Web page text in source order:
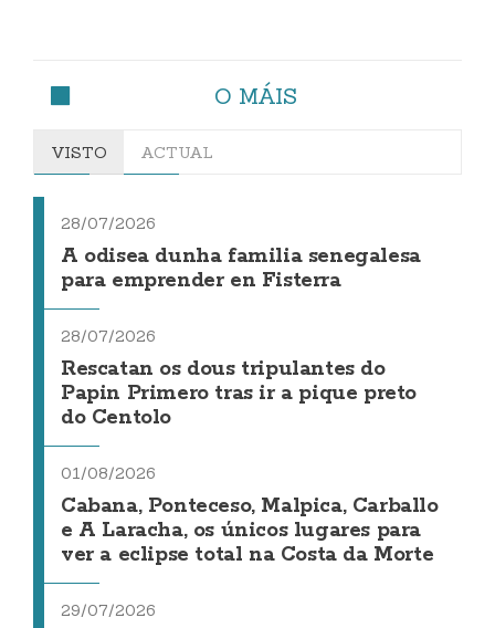
O MÁIS
VISTO ACTUAL
28/07/2026
A odisea dunha familia senegalesa
para emprender en Fisterra
28/07/2026
Rescatan os dous tripulantes do
Papin Primero tras ir a pique preto
do Centolo
01/08/2026
Cabana, Ponteceso, Malpica, Carballo
e A Laracha, os únicos lugares para
ver a eclipse total na Costa da Morte
29/07/2026